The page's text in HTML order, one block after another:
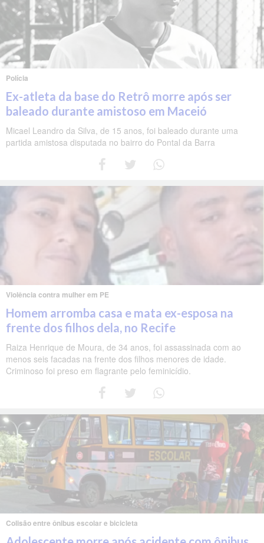
Polícia
Ex-atleta da base do Retrô morre após ser
baleado durante amistoso em Maceió
Micael Leandro da Silva, de 15 anos, foi baleado durante uma
partida amistosa disputada no bairro do Pontal da Barra
Violência contra mulher em PE
Homem arromba casa e mata ex-esposa na
frente dos filhos dela, no Recife
Raiza Henrique de Moura, de 34 anos, foi assassinada com ao
menos seis facadas na frente dos filhos menores de idade.
Criminoso foi preso em flagrante pelo feminicídio.
Colisão entre ônibus escolar e bicicleta